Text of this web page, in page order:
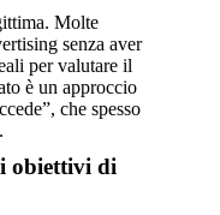
Molte
senza aver
per valutare il
è un approccio
che spesso
obiettivi di